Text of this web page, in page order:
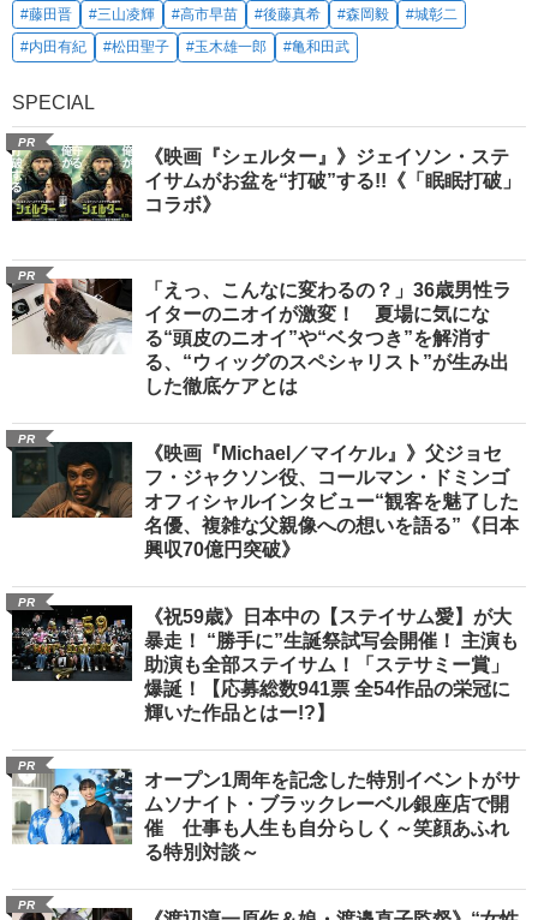
#藤田晋 #三山凌輝 #高市早苗 #後藤真希 #森岡毅
#城彰二
#内田有紀
#松田聖子 #玉木雄一郎 #亀和田武
SPECIAL
PR
《映画『シェルター』》ジェイソン・ステ
イサムがお盆を“打破”する!!《「眠眠打破」
コラボ》
PR
「えっ、こんなに変わるの？」36歳男性ラ
イターのニオイが激変！ 夏場に気にな
る“頭皮のニオイ”や“ベタつき”を解消す
る、“ウィッグのスペシャリスト”が生み出
した徹底ケアとは
PR
《映画『Michael／マイケル』》父ジョセ
フ・ジャクソン役、コールマン・ドミンゴ
オフィシャルインタビュー“観客を魅了した
名優、複雑な父親像への想いを語る”《日本
興収70億円突破》
PR
《祝59歳》日本中の【ステイサム愛】が大
暴走！ “勝手に”生誕祭試写会開催！ 主演も
助演も全部ステイサム！「ステサミー賞」
爆誕！【応募総数941票 全54作品の栄冠に
輝いた作品とはー!?】
PR
オープン1周年を記念した特別イベントがサ
ムソナイト・ブラックレーベル銀座店で開
催 仕事も人生も自分らしく～笑顔あふれ
る特別対談～
PR